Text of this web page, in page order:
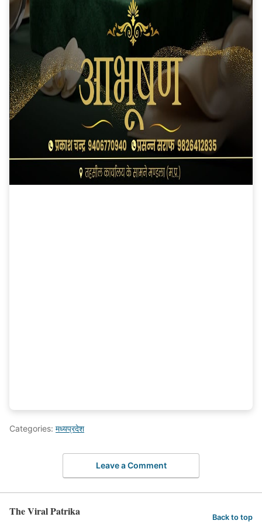
Categories: मध्यप्रदेश
Leave a Comment
The Viral Patrika Back to top